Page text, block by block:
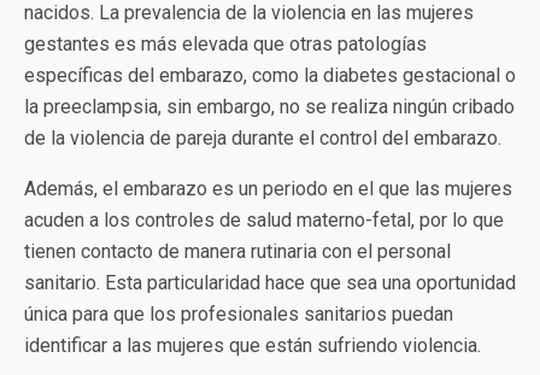
nacidos. La prevalencia de la violencia en las mujeres
gestantes es más elevada que otras patologías
específicas del embarazo, como la diabetes gestacional o
la preeclampsia, sin embargo, no se realiza ningún cribado
de la violencia de pareja durante el control del embarazo.
Además, el embarazo es un periodo en el que las mujeres
acuden a los controles de salud materno-fetal, por lo que
tienen contacto de manera rutinaria con el personal
sanitario. Esta particularidad hace que sea una oportunidad
única para que los profesionales sanitarios puedan
identificar a las mujeres que están sufriendo violencia.